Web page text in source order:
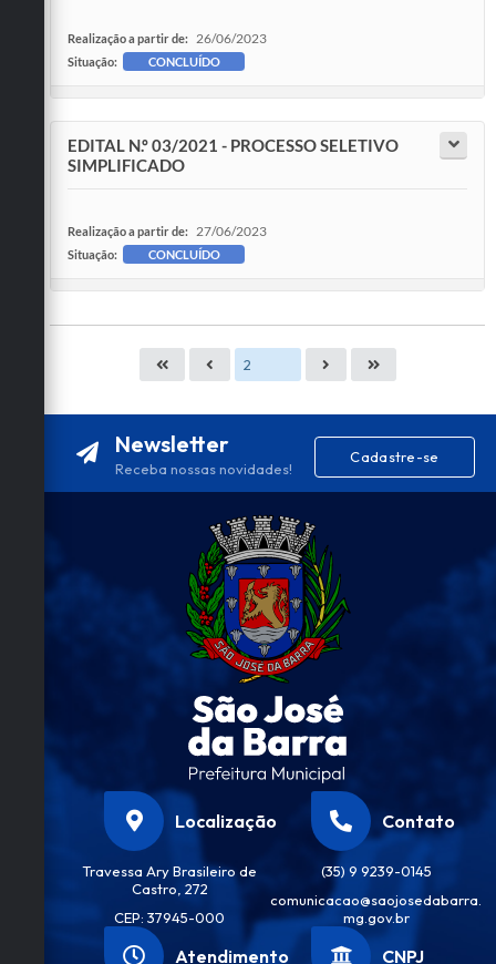
Realização a partir de: 26/06/2023
Situação: CONCLUÍDO
EDITAL N.º 03/2021 - PROCESSO SELETIVO
SIMPLIFICADO
Realização a partir de: 27/06/2023
Situação: CONCLUÍDO
Newsletter
Receba nossas novidades!
Cadastre-se
Localização
Travessa Ary Brasileiro de
Castro, 272
CEP: 37945-000
Contato
(35) 9 9239-0145
comunicacao@saojosedabarra.
mg.gov.br
Atendimento CNPJ